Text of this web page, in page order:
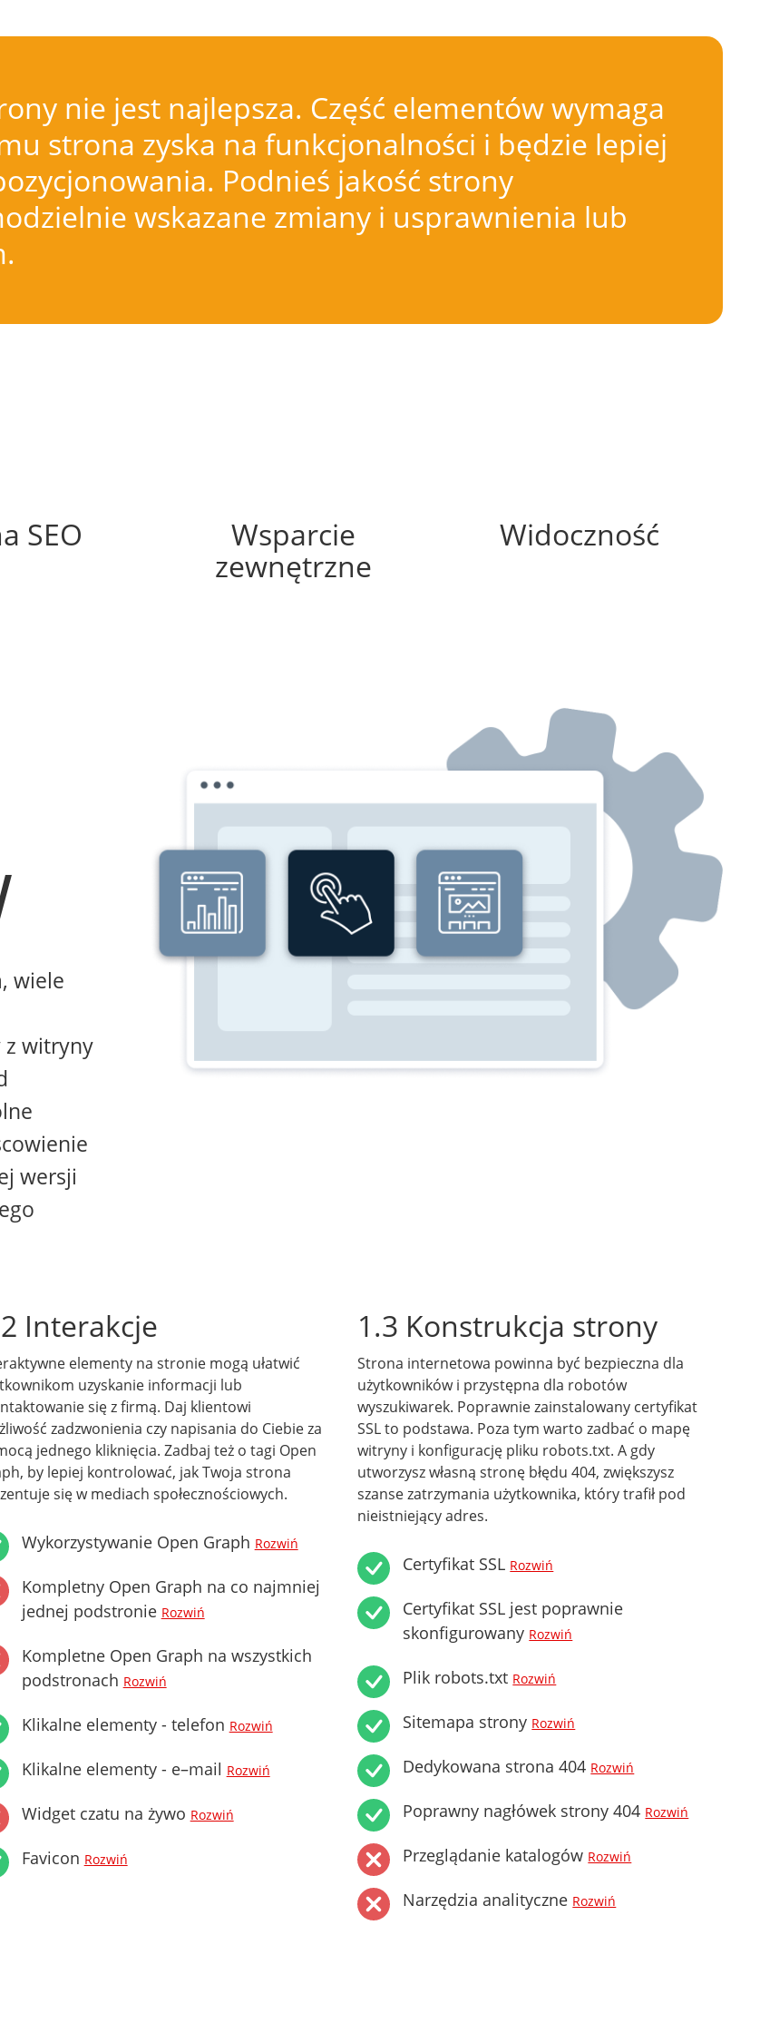
nie jest najlepsza. Część elementów wymaga
strona zyska na funkcjonalności i będzie lepiej
Podnieś jakość strony
wskazane zmiany i usprawnienia lub
SEO
Wsparcie
zewnętrzne
Widoczność
wiele
z witryny
wersji
Interakcje
elementy na stronie mogą ułatwić
uzyskanie informacji lub
się z firmą. Daj klientowi
zadzwonienia czy napisania do Ciebie za
jednego kliknięcia. Zadbaj też o tagi Open
by lepiej kontrolować, jak Twoja strona
się w mediach społecznościowych.
Wykorzystywanie Open Graph Rozwiń
Kompletny Open Graph na co najmniej
jednej podstronie Rozwiń
Kompletne Open Graph na wszystkich
podstronach Rozwiń
Klikalne elementy - telefon Rozwiń
Klikalne elementy - e–mail Rozwiń
Widget czatu na żywo Rozwiń
Favicon Rozwiń
1.3 Konstrukcja strony
Strona internetowa powinna być bezpieczna dla
użytkowników i przystępna dla robotów
wyszukiwarek. Poprawnie zainstalowany certyfikat
SSL to podstawa. Poza tym warto zadbać o mapę
witryny i konfigurację pliku robots.txt. A gdy
utworzysz własną stronę błędu 404, zwiększysz
szanse zatrzymania użytkownika, który trafił pod
nieistniejący adres.
Certyfikat SSL Rozwiń
Certyfikat SSL jest poprawnie
skonfigurowany Rozwiń
Plik robots.txt Rozwiń
Sitemapa strony Rozwiń
Dedykowana strona 404 Rozwiń
Poprawny nagłówek strony 404 Rozwiń
Przeglądanie katalogów Rozwiń
Narzędzia analityczne Rozwiń